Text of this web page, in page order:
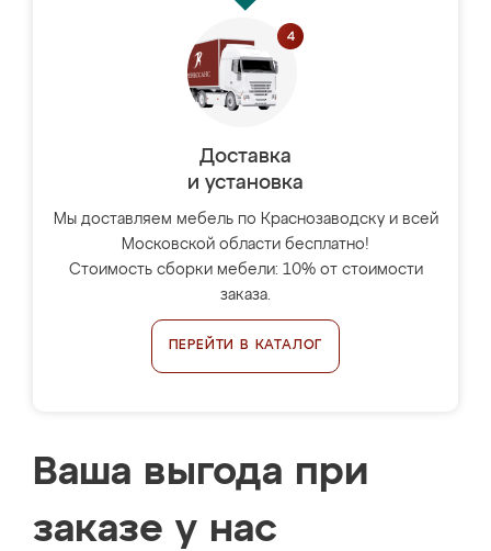
Доставка
и установка
Мы доставляем мебель по Краснозаводску и всей
Московской области бесплатно!
Стоимость сборки мебели: 10% от стоимости
заказа.
ПЕРЕЙТИ В КАТАЛОГ
Ваша выгода при
заказе у нас